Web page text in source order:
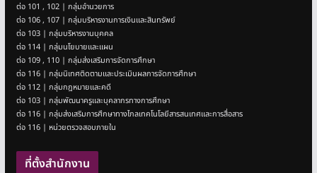
ต่อ 101 , 102 | กลุ่มอำนวยการ
ต่อ 106 , 107 | กลุ่มบริหารงานการเงินและสินทรัพย์
ต่อ 103 | กลุ่มบริหารงานบุคคล
ต่อ 114 | กลุ่มนโยบายและแผน
ต่อ 109 , 110 | กลุ่มส่งเสริมการจัดการศึกษา
ต่อ 116 | กลุ่มนิเทศติดตามและประเมินผลการจัดการศึกษา
ต่อ 112 | กลุ่มกฎหมายและคดี
ต่อ 103 | กลุ่มพัฒนาครูและบุคลากรทางการศึกษา
ต่อ 116 | กลุ่มส่งเสริมการศึกษาทางไกลเทคโนโลยีสารสนเทศและการสื่อสาร
ต่อ 116 | หน่วยตรวจสอบภายใน
ที่ตั้งสำนักงาน